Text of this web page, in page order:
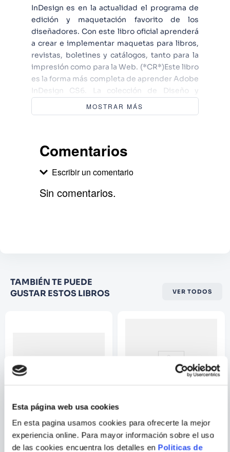
Esta página web usa cookies
En esta pagina usamos cookies para ofrecerte la mejor
experiencia online. Para mayor información sobre el uso
de las cookies encuentra los detalles en Politicas de
InDesign es en la actualidad el programa de
edición y maquetación favorito de los
diseñadores. Con este libro oficial aprenderá
a crear e implementar maquetas para libros,
revistas, boletines y catálogos, tanto para la
impresión como para la Web. (*CR*)Este libro
es la forma más completa de aprender Adobe
InDesign CS6. La colección de Diseño y
creatividad incluye todos los programas de la
suite CS6 y ofrece lo que nadie más puede
desarrollado los programas. Esto otorga un
cualquier tipo de curso. (*CR*)Conozca todas
impresos, genere documentos con campos
eficiencia. El CD-ROM contiene el material
complementario para desarrollar los
MOSTRAR MÁS
Comentarios
Escribir un comentario
Califique el producto de 1 a 5
estrellas
Correo electrónico
Escribir comentario
Sin comentarios.
TAMBIÉN TE PUEDE
GUSTAR ESTOS LIBROS
VER TODOS
PREMIERE PRO 2022
JORGE WAGENSBERG
LAS RAICES TRIVIALES DE